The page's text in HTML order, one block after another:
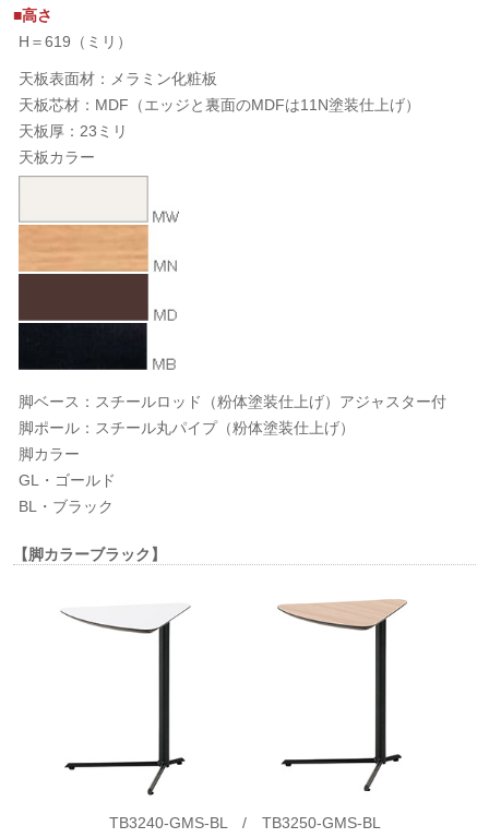
■高さ
H＝619（ミリ）
天板表面材：メラミン化粧板
天板芯材：MDF（エッジと裏面のMDFは11N塗装仕上げ）
天板厚：23ミリ
天板カラー
脚ベース：スチールロッド（粉体塗装仕上げ）アジャスター付
脚ポール：スチール丸パイプ（粉体塗装仕上げ）
脚カラー
GL・ゴールド
BL・ブラック
【脚カラーブラック】
TB3240-GMS-BL / TB3250-GMS-BL